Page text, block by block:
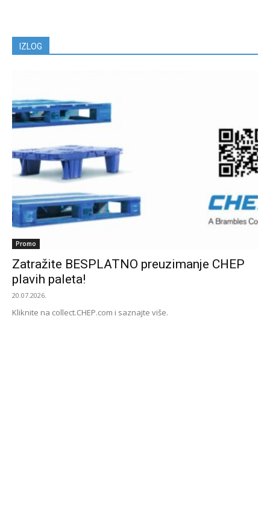
IZLOG
Promo
Zatražite BESPLATNO preuzimanje CHEP
plavih paleta!
20.07.2026.
Kliknite na collect.CHEP.com i saznajte više.